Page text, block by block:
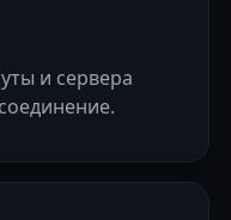
и сервера